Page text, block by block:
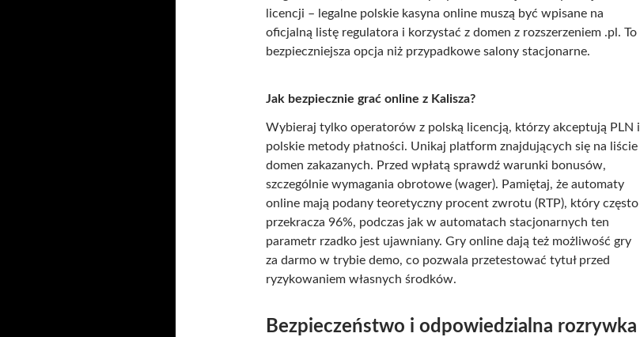
licencji – legalne polskie kasyna online muszą być wpisane na
oficjalną listę regulatora i korzystać z domen z rozszerzeniem .pl. To
bezpieczniejsza opcja niż przypadkowe salony stacjonarne.
Jak bezpiecznie grać online z Kalisza?
Wybieraj tylko operatorów z polską licencją, którzy akceptują PLN i
polskie metody płatności. Unikaj platform znajdujących się na liście
domen zakazanych. Przed wpłatą sprawdź warunki bonusów,
szczególnie wymagania obrotowe (wager). Pamiętaj, że automaty
online mają podany teoretyczny procent zwrotu (RTP), który często
przekracza 96%, podczas jak w automatach stacjonarnych ten
parametr rzadko jest ujawniany. Gry online dają też możliwość gry
za darmo w trybie demo, co pozwala przetestować tytuł przed
ryzykowaniem własnych środków.
Bezpieczeństwo i odpowiedzialna rozrywka